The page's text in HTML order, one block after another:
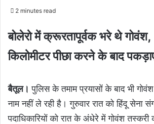
2 minutes read
बोलेरो में क्रूरतापूर्वक भरे थे
किलोमीटर पीछा करने के बाद
बैतूल। पुलिस के तमाम प्रयासों के बाद भी
नाम नहीं ले रही है। गुरुवार रात को हिंदू सेना
पदाधिकारियों को रात के अंधेरे में गोवंश तस्करी